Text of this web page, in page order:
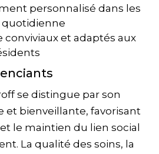
personnalisé dans les
quotidienne
conviviaux et adaptés aux
se distingue par son
et bienveillante, favorisant
le maintien du lien social
La qualité des soins, la